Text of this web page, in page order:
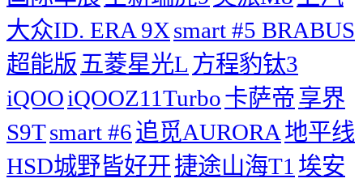
大众ID. ERA 9Xsmart #5 BRABUS
超能版 五菱星光L 方程豹钛3
iQOOiQOOZ11Turbo卡萨帝享界
S9Tsmart #6追觅AURORA 地平线
HSD城野皆好开捷途山海T1 埃安